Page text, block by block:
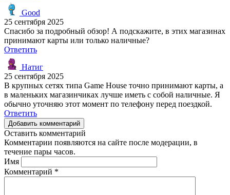
Good
25 сентября 2025
Спасибо за подробный обзор! А подскажите, в этих магазинах
принимают карты или только наличные?
Ответить
Натиг
25 сентября 2025
В крупных сетях типа Game House точно принимают карты, а
в маленьких магазинчиках лучше иметь с собой наличные. Я
обычно уточняю этот момент по телефону перед поездкой.
Ответить
Добавить комментарий
Оставить комментарий
Комментарии появляются на сайте после модерации, в
течение пары часов.
Имя
Комментарий *